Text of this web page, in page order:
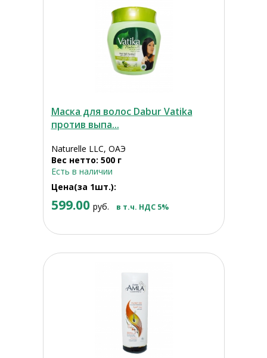
Маска для волос Dabur Vatika
против выпа...
Naturelle LLC, ОАЭ
Вес нетто: 500 г
Есть в наличии
Цена(за 1шт.):
599.00 руб. в т.ч. НДС 5%